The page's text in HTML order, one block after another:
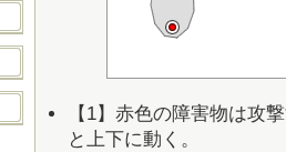
【1】赤色の障害物は攻
と上下に動く。